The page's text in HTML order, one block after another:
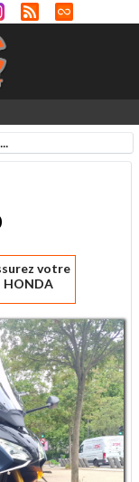
votre
HONDA